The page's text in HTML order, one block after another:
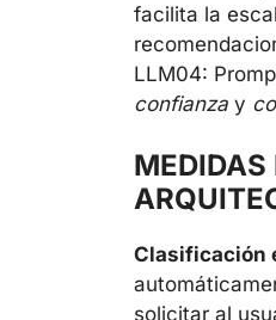
facilita la
LLM04:
confianza y
Clasificación
solicitar al